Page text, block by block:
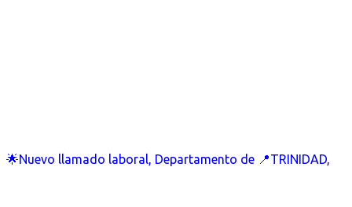
🌟Nuevo llamado laboral, Departamento de 📍TRINIDAD,